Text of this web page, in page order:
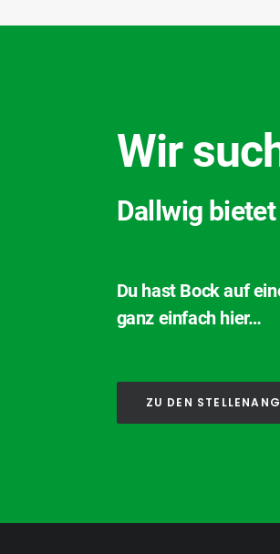
Wir
Dallwig
Du hast Bock auf
ganz einfach hier…
ZU DEN